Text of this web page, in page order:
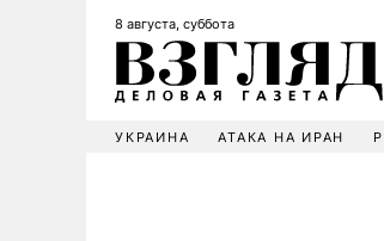
8 августа, суббота
УКРАИНА АТАКА НА ИРАН